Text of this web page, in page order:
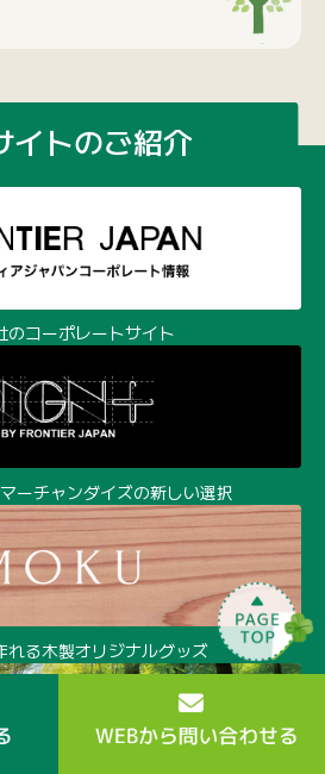
イトのご紹介
のコーポレートサイト
ーチャンダイズの新しい選択
る木製オリジナルグッズ